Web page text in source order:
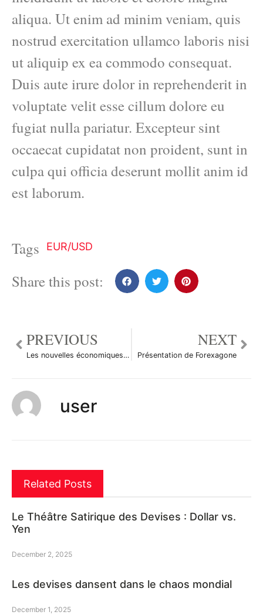
aliqua. Ut enim ad minim veniam, quis
nostrud exercitation ullamco laboris nisi
ut aliquip ex ea commodo consequat.
Duis aute irure dolor in reprehenderit in
voluptate velit esse cillum dolore eu
fugiat nulla pariatur. Excepteur sint
occaecat cupidatat non proident, sunt in
culpa qui officia deserunt mollit anim id
est laborum.
Tags EUR/USD
Share this post:
PREVIOUS
Les nouvelles économiques du 7 septembre 2010
NEXT
Présentation de Forexagone
user
Related Posts
Le Théâtre Satirique des Devises : Dollar vs.
Yen
December 2, 2025
Les devises dansent dans le chaos mondial
December 1, 2025